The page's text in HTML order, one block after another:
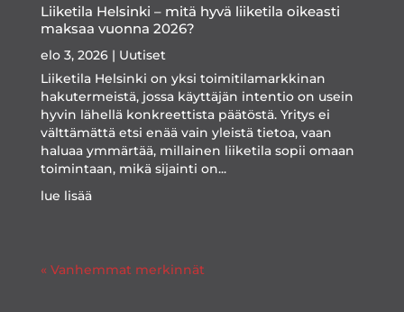
Liiketila Helsinki – mitä hyvä liiketila oikeasti
maksaa vuonna 2026?
elo 3, 2026| Uutiset
Liiketila Helsinki on yksi toimitilamarkkinan
hakutermeistä, jossa käyttäjän intentio on usein
hyvin lähellä konkreettista päätöstä. Yritys ei
välttämättä etsi enää vain yleistä tietoa, vaan
haluaa ymmärtää, millainen liiketila sopii omaan
toimintaan, mikä sijainti on...
lue lisää
« Vanhemmat merkinnät